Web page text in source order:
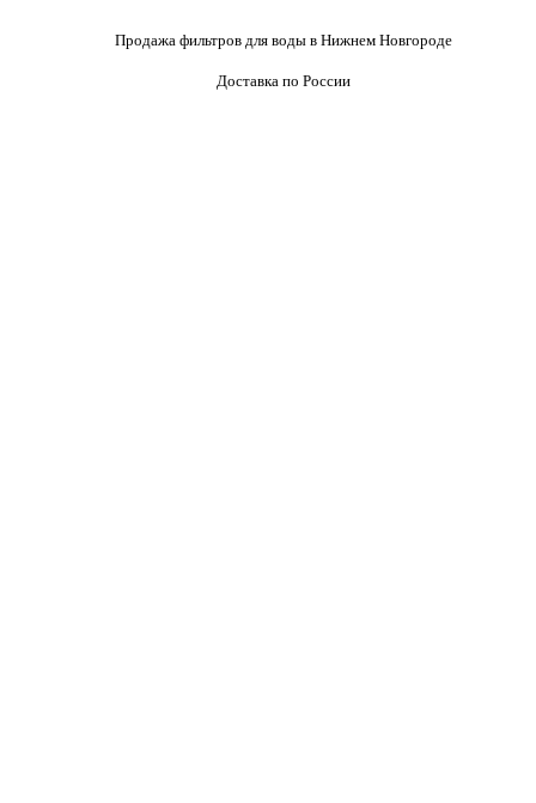
Продажа фильтров для воды в Нижнем Новгороде
Доставка по России